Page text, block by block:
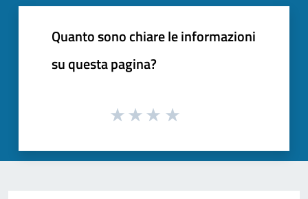
Quanto sono chiare le informazioni
su questa pagina?